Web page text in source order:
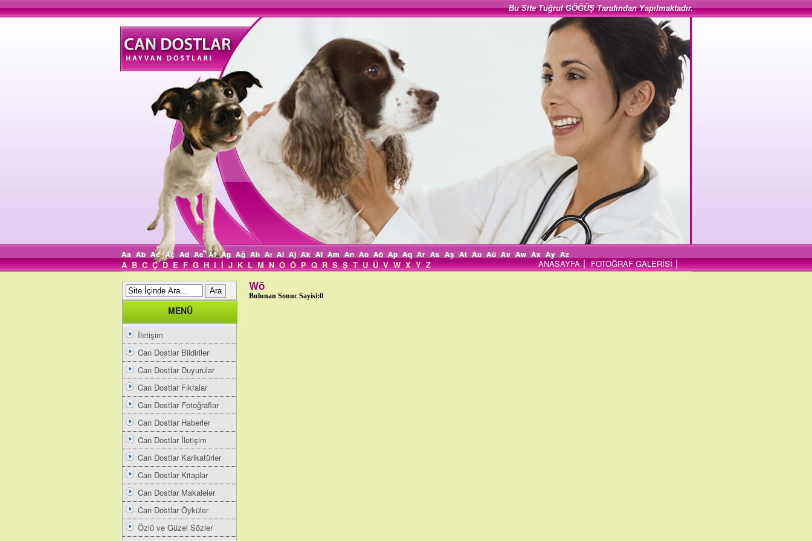
Bu Site Tuğrul GÖĞÜŞ Tarafından Yapılmaktadır.
Aa Ab Ac Aç Ad Ae Af Ag Ağ Ah Aı Ai Aj Ak Al Am An Ao Aö Ap Aq Ar As Aş At Au Aü Av Aw Ax Ay Az
A B C Ç D E F G H I İ J K L M N O Ö P Q R S Ş T U Ü V W X Y Z ANASAYFA | FOTOĞRAF GALERİSİ |
MENÜ
İletişim
Can Dostlar Bildiriler
Can Dostlar Duyurular
Can Dostlar Fıkralar
Can Dostlar Fotoğraflar
Can Dostlar Haberler
Can Dostlar İletişim
Can Dostlar Karikatürler
Can Dostlar Kitaplar
Can Dostlar Makaleler
Can Dostlar Öyküler
Özlü ve Güzel Sözler
Wö
Bulunan Sonuc Sayisi:0